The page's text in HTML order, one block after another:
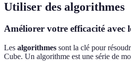
Utiliser des algorithmes
Améliorer votre efficacité avec
Les algorithmes sont la clé pour
Cube. Un algorithme est une série de